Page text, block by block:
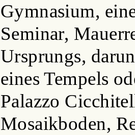
Gymnasium,
Seminar,
Ursprungs,
eines Tempels
Palazzo
Mosaikboden,